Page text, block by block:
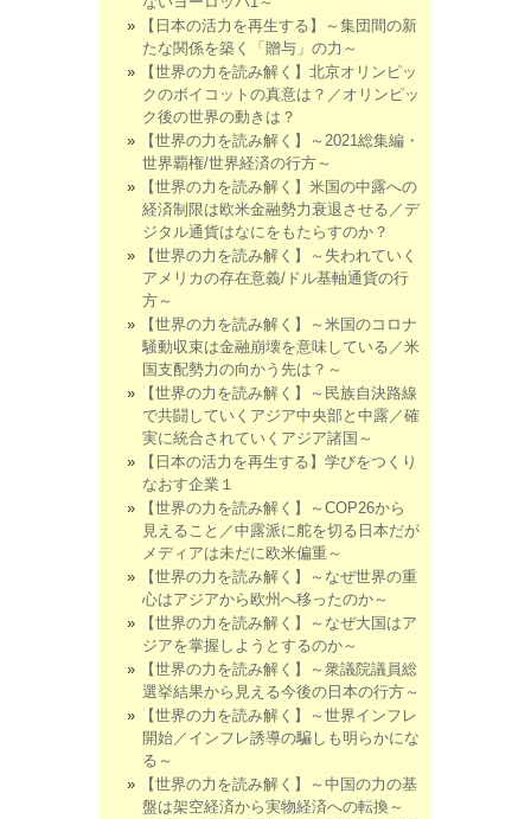
【日本の活力を再生する】～集団間の新
たな関係を築く「贈与」の力～
【世界の力を読み解く】北京オリンピッ
クのボイコットの真意は？／オリンピッ
ク後の世界の動きは？
【世界の力を読み解く】～2021総集編・
世界覇権/世界経済の行方～
【世界の力を読み解く】米国の中露への
経済制限は欧米金融勢力衰退させる／デ
ジタル通貨はなにをもたらすのか？
【世界の力を読み解く】～失われていく
アメリカの存在意義/ドル基軸通貨の行
方～
【世界の力を読み解く】～米国のコロナ
騒動収束は金融崩壊を意味している／米
国支配勢力の向かう先は？～
【世界の力を読み解く】～民族自決路線
で共闘していくアジア中央部と中露／確
実に統合されていくアジア諸国～
【日本の活力を再生する】学びをつくり
なおす企業１
【世界の力を読み解く】～COP26から
見えること／中露派に舵を切る日本だが
メディアは未だに欧米偏重～
【世界の力を読み解く】～なぜ世界の重
心はアジアから欧州へ移ったのか～
【世界の力を読み解く】～なぜ大国はア
ジアを掌握しようとするのか～
【世界の力を読み解く】～衆議院議員総
選挙結果から見える今後の日本の行方～
【世界の力を読み解く】～世界インフレ
開始／インフレ誘導の騙しも明らかにな
る～
【世界の力を読み解く】～中国の力の基
盤は架空経済から実物経済への転換～